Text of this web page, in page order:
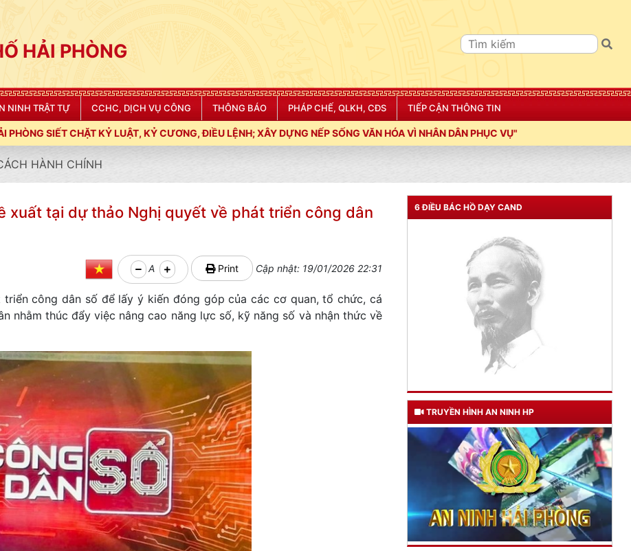
HẢI PHÒNG
NINH TRẬT TỰ CCHC, DỊCH VỤ CÔNG THÔNG BÁO PHÁP CHẾ, QLKH, CĐS TIẾP CẬN THÔNG TIN
KỶ CƯƠNG, ĐIỀU LỆNH; XÂY DỰNG NẾP SỐNG VĂN HÓA VÌ NHÂN DÂN PHỤC VỤ"
HÀNH CHÍNH
xuất tại dự thảo Nghị quyết về phát triển công dân
A Print Cập nhật: 19/01/2026 22:31
công dân số để lấy ý kiến đóng góp của các cơ quan, tổ chức, cá
nhằm thúc đẩy việc nâng cao năng lực số, kỹ năng số và nhận thức về
6 ĐIỀU BÁC HỒ DẠY CAND
TƯ CÁCH
NGƯỜI CÔNG AN CÁCH MỆNH LÀ:
Đối với tự mình, phải
CẦN, KIỆM, LIÊM, CHÍNH
Đối với đồng sự, phải
THÂN ÁI GIÚP ĐỠ
Đối với chính phủ, phải
TUYỆT ĐỐI TRUNG THÀNH
Đối với nhân dân, phải
TRUYỀN HÌNH AN NINH HP